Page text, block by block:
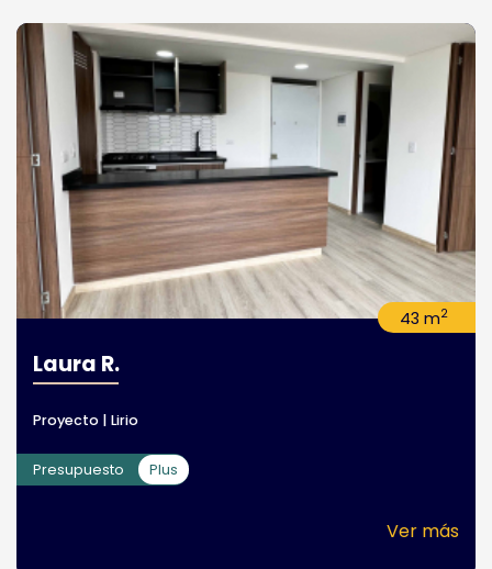
43 m2
Laura R.
Proyecto | Lirio
Presupuesto Plus
Ver más